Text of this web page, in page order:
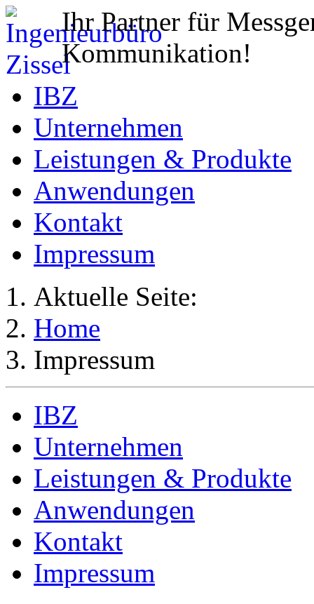
Ihr Partner für
Kommunikation!
IBZ
Unternehmen
Leistungen & Produkte
Anwendungen
Kontakt
Impressum
Aktuelle Seite:
Home
Impressum
IBZ
Unternehmen
Leistungen & Produkte
Anwendungen
Kontakt
Impressum